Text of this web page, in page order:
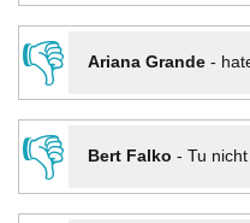
👎
Ariana Grande-
👎
Bert Falko - Tu